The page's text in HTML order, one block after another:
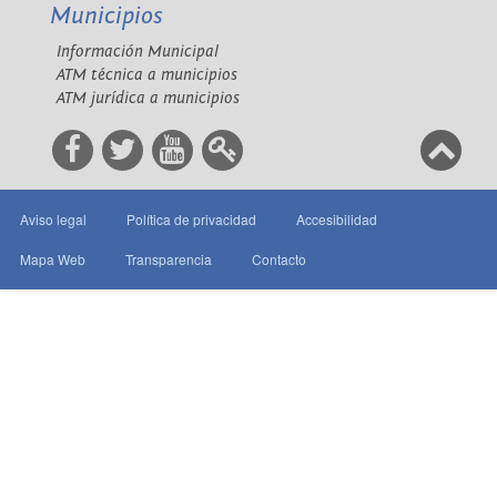
Municipios
Información Municipal
ATM técnica a municipios
ATM jurídica a municipios
Aviso legal Política de privacidad Accesibilidad
Mapa Web Transparencia Contacto